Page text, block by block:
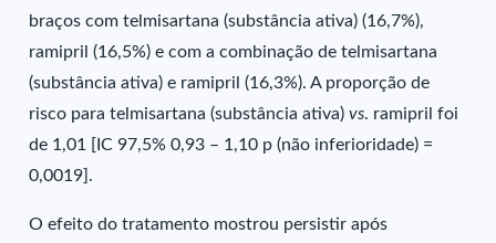
braços com telmisartana (substância ativa) (16,7%),
ramipril (16,5%) e com a combinação de telmisartana
(substância ativa) e ramipril (16,3%). A proporção de
risco para telmisartana (substância ativa)vs. ramipril foi
de 1,01 [IC 97,5% 0,93 – 1,10 p (não inferioridade) =
0,0019].
O efeito do tratamento mostrou persistir após